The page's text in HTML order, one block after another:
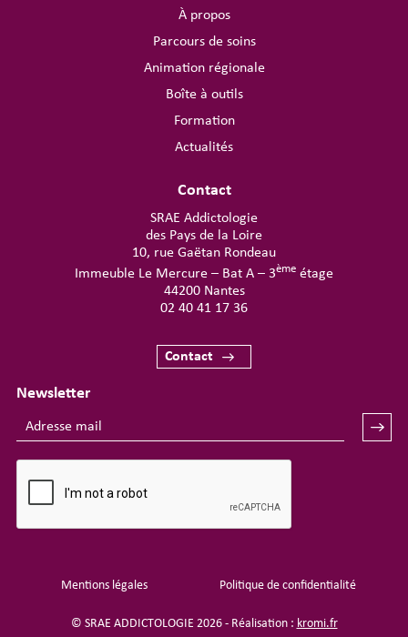
À propos
Parcours de soins
Animation régionale
Boîte à outils
Formation
Actualités
Contact
SRAE Addictologie
des Pays de la Loire
10, rue Gaëtan Rondeau
Immeuble Le Mercure – Bat A – 3ème étage
44200 Nantes
02 40 41 17 36
Contact
Newsletter
Mentions légales Politique de confidentialité
© SRAE ADDICTOLOGIE 2026 - Réalisation : kromi.fr